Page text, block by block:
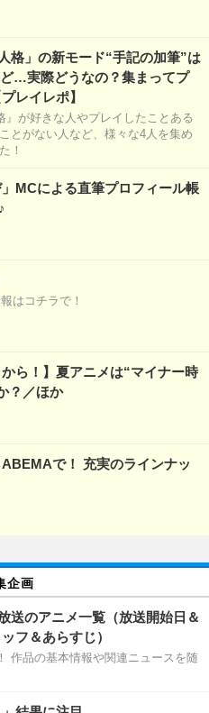
格」の新モード“手記の加筆”は
…実際どうなの？集まってプ
レイレポ】
』が好きな人やプレイしたことある
とがない人など、様々な4人を集め
！
」MCによる直筆プロフィール帳
はコチラで！
から！】夏アニメは“マイナー時
？／ほか
で！ 充実のラインナッ
企画
送のアニメ一覧（放送開始日＆
フ＆あらすじ）
作品の基本情報や関連ニュースを随